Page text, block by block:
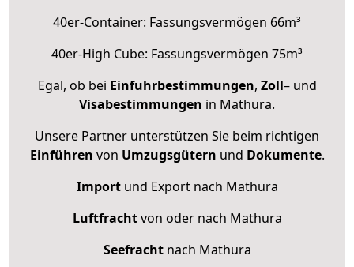
40er-Container: Fassungsvermögen 66m³
40er-High Cube: Fassungsvermögen 75m³
Egal, ob bei Einfuhrbestimmungen, Zoll– und
Visabestimmungen in Mathura.
Unsere Partner unterstützen Sie beim richtigen
Einführen von Umzugsgütern und Dokumente.
Importund Export nach Mathura
Luftfrachtvon oder nach Mathura
Seefrachtnach Mathura